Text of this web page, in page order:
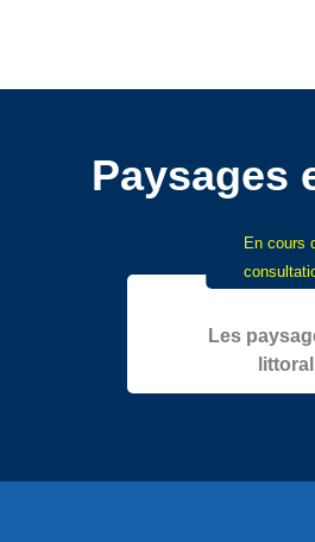
Paysages
En cours
Les
littoral